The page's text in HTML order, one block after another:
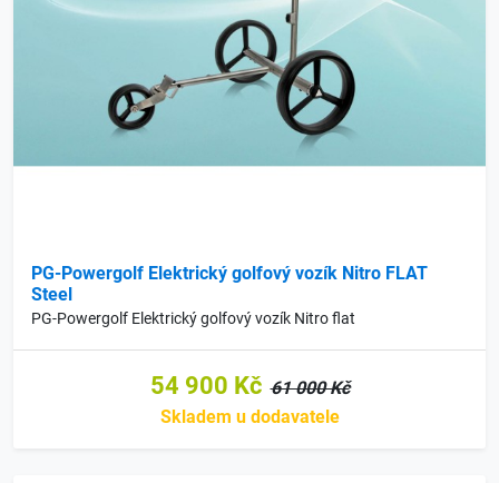
PG-Powergolf Elektrický golfový vozík Nitro FLAT
Steel
PG-Powergolf Elektrický golfový vozík Nitro flat
54 900 Kč 61 000 Kč
Skladem u dodavatele